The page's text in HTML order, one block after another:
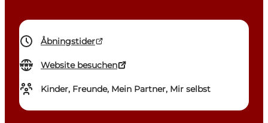
Åbningstider
Website besuchen
Kinder, Freunde, Mein Partner, Mir selbst